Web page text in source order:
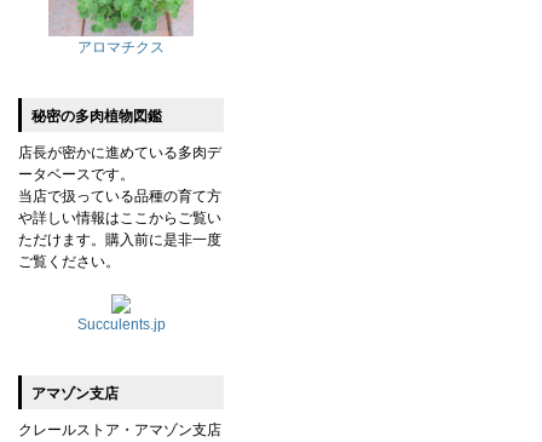
アロマチクス
秘密の多肉植物図鑑
店長が密かに進めている多肉デ
ータベースです。
当店で扱っている品種の育て方
や詳しい情報はここからご覧い
ただけます。購入前に是非一度
ご覧ください。
Succulents.jp
アマゾン支店
クレールストア・アマゾン支店